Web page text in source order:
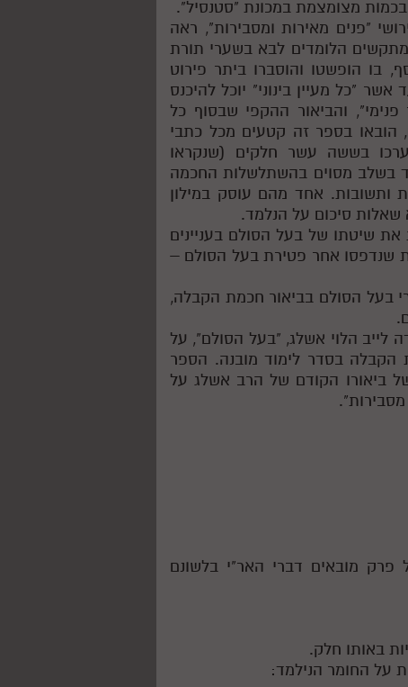
מצומצמת במכונת "סטנסיל".
"פנים מאירות ומסבירות", ראה
מתקשים הלומדים לבא בשערי תורת
בו הופשטו והוסברו ביתר פירוט
"כל מעיין בינוני" יוכל להיכנס
והביאור ההקפי שבסוף כל
הובאו בספר זה קטעים מכל כתבי
בששה עשר חלקים (שנקראו
בשלב מסוים בהשתלשלות החכמה
ותשובות. אחד מהם עוסק במילון
שאלות סיכום על הנלמד.
שיטתו של בעל הסולם בעניינים
שנדפסו אחר פטירת בעל הסולם –
בעל הסולם בביאור חכמת הקבלה,
לייב הלוי אשלג, "בעל הסולם", על
הקבלה בסדר לימוד מובנה. הספר
(1937) והוא הרחבה של ביאורו הקודם של הרב אשלג על
מובאים דברי האר"י בלשונם
באותו חלק.
על החומר הנילמד: